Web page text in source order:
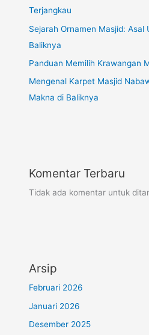
Terjangkau
Sejarah Ornamen Masjid: Asal
Baliknya
Panduan Memilih Krawangan
Mengenal Karpet Masjid
Makna di Baliknya
Komentar Terbaru
Tidak ada komentar untuk
Arsip
Februari 2026
Januari 2026
Desember 2025